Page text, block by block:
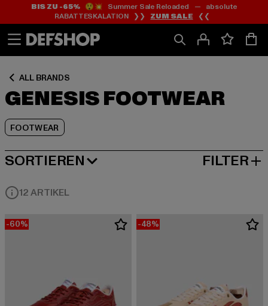
Zum
Inhalt
springen
Zum
Fußzeile
springen
BIS ZU -65%😲💥 Summer Sale Reloaded — absolute
RABATTESKALATION ❯❯ ZUM SALE ❮❮
ALL BRANDS
GENESIS FOOTWEAR
FOOTWEAR
Zum
Produktraster
springen
SORTIEREN
BELIEBTESTE FILTER
12 ARTIKEL
-60% -48%